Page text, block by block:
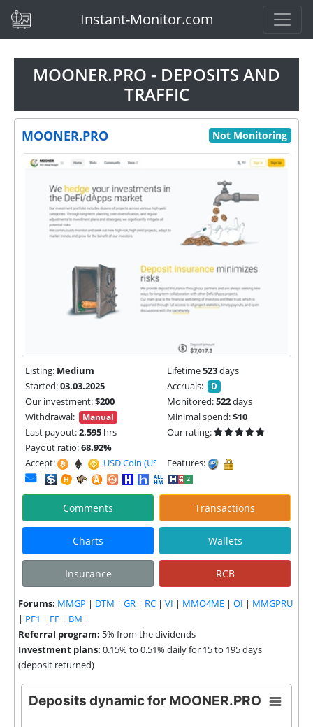
(current)Instant-Monitor.com
MOONER.PRO - DEPOSITS AND
TRAFFIC
MOONER.PRO Not Monitoring
Listing: Medium Lifetime523days
Started:03.03.2025 Accruals: D
Our investment:$200 Monitored:522days
Withdrawal:
Manual Minimal spend:$10
Last payout:2,595 hrs
Our rating:
Payout ratio:68.92%
Accept:
USD Coin (USDC) |Features:
|
Comments Transactions
Charts Wallets
Insurance RCB
Forums: MMGP | DTM | GR | RC | VI | MMO4ME | OI | MMGPRU
| PF1 | FF | BM |
Referral program: 5% from the dividends
Investment plans: 0.15% to 0.51% daily for 15 to 195 days
(deposit returned)
Deposits dynamic for MOONER.PRO